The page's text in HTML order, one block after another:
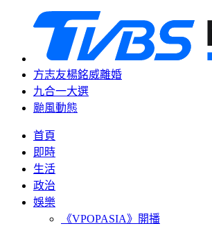
方志友楊銘威離婚
九合一大選
颱風動態
首頁
即時
生活
政治
娛樂
《VPOPASIA》開播